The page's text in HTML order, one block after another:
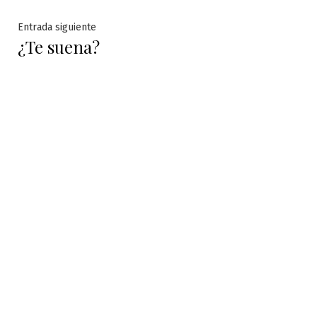
entradas
Entrada siguiente
siguiente:
¿Te suena?